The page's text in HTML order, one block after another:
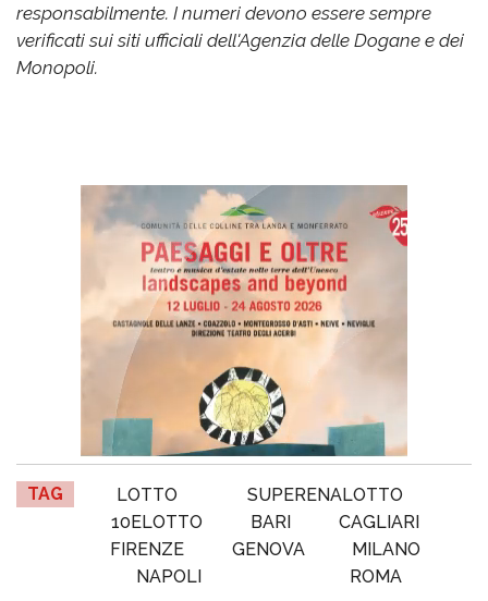
responsabilmente. I numeri devono essere sempre
verificati sui siti ufficiali dell'Agenzia delle Dogane e dei
Monopoli.
TAG LOTTO
SUPERENALOTTO
10ELOTTO
BARI
CAGLIARI
FIRENZE
GENOVA
MILANO
NAPOLI
ROMA